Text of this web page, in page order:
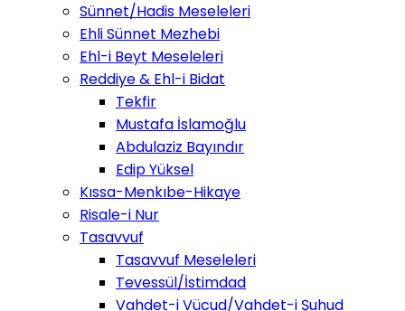
Sünnet/Hadis Meseleleri
Ehli Sünnet Mezhebi
Ehl-i Beyt Meseleleri
Reddiye & Ehl-i Bidat
Tekfir
Mustafa İslamoğlu
Abdulaziz Bayındır
Edip Yüksel
Kıssa-Menkıbe-Hikaye
Risale-i Nur
Tasavvuf
Tasavvuf Meseleleri
Tevessül/İstimdad
Vahdet-i Vücud/Vahdet-i Şuhud